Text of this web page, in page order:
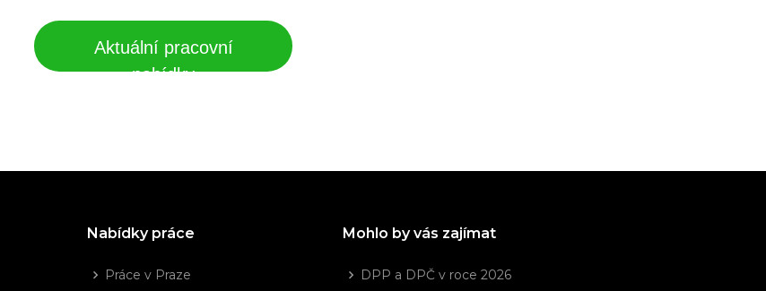
Aktuální pracovní
nabídky
Nabídky práce
Práce v Praze
Mohlo by vás zajímat
DPP a DPČ v roce 2026